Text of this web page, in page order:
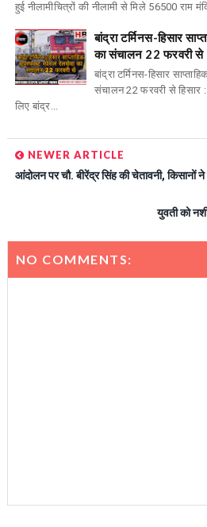
हुई नीलामीचित्रों की नीलामी से मिले 56500 राम
बांद्रा टर्मिनस-हिसार
का संचालन 22 फरवरी से
बांद्रा टर्मिनस-हिसार
संचालन 22 फरवरी से हिसार :
लिए बांद्र...
NEWER ARTICLE
आंदोलन पर चौ. बीरेंद्र सिंह की चेतावनी, किसानों ने
युवती को
NO COMMENTS: